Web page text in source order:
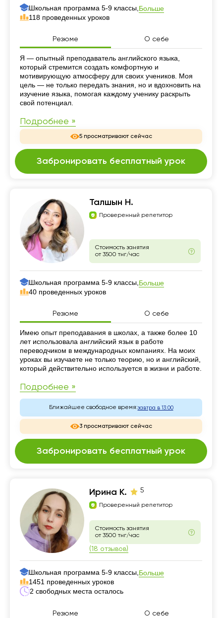
Школьная программа 5-9 классы, Больше
118 проведенных уроков
Резюме О себе
Резюме
Я — опытный преподаватель английского языка,
который стремится создать комфортную и
мотивирующую атмосферу для своих учеников. Моя
цель — не только передать знания, но и вдохновить на
изучение языка, помогая каждому ученику раскрыть
свой потенциал.
Подробнее »
5 просматривают сейчас
Забронировать бесплатный урок
Талшын Н.
Проверенный репетитор
Стоимость занятия
от 3500 тнг/час
Школьная программа 5-9 классы, Больше
40 проведенных уроков
Резюме О себе
Резюме
Имею опыт преподавания в школах, а также более 10
лет использовала английский язык в работе
переводчиком в международных компаниях. На моих
уроках вы изучаете не только теорию, но и английский,
который действительно используется в жизни и работе.
Подробнее »
Ближайшее свободное время:завтра в 13:00
3 просматривают сейчас
Забронировать бесплатный урок
Ирина К. 5
Проверенный репетитор
Стоимость занятия
от 3500 тнг/час
(18 отзывов)
Школьная программа 5-9 классы, Больше
1451 проведенных уроков
2 свободных места осталось
Резюме О себе